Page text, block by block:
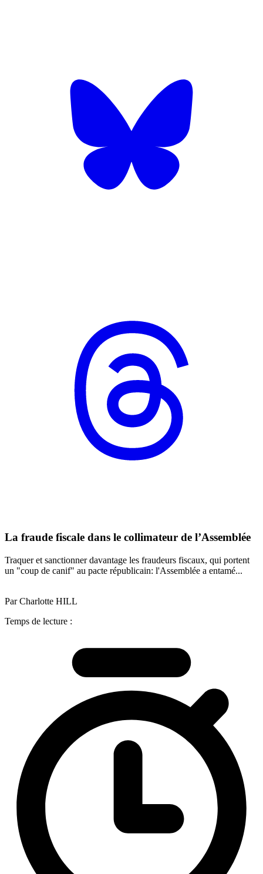
La fraude fiscale dans le collimateur de l’Assemblée
Traquer et sanctionner davantage les fraudeurs fiscaux, qui portent
un "coup de canif" au pacte républicain: l'Assemblée a entamé...
Par Charlotte HILL
Temps de lecture :